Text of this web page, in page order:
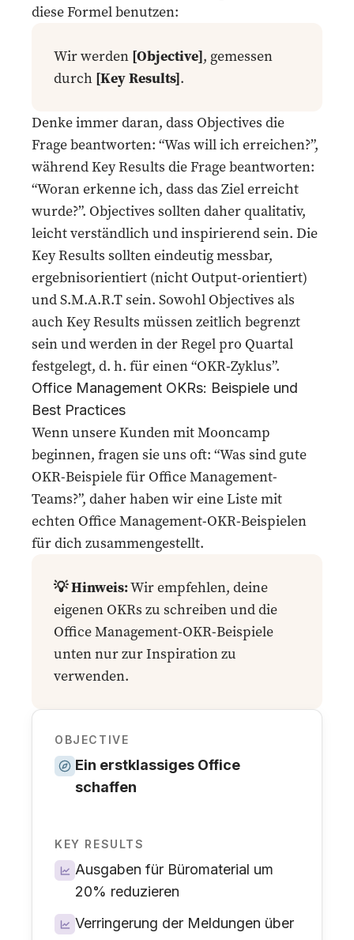
diese Formel benutzen:
Wir werden [Objective], gemessen
durch [Key Results].
Denke immer daran, dass Objectives die
Frage beantworten: “Was will ich erreichen?”,
während Key Results die Frage beantworten:
“Woran erkenne ich, dass das Ziel erreicht
wurde?”. Objectives sollten daher qualitativ,
leicht verständlich und inspirierend sein. Die
Key Results sollten eindeutig messbar,
ergebnisorientiert (nicht Output-orientiert)
undS.M.A.R.Tsein. Sowohl Objectives als
auch Key Results müssen zeitlich begrenzt
sein und werden in der Regel pro Quartal
festgelegt, d. h. für einen “OKR-Zyklus”.
Office Management OKRs: Beispiele und
Best Practices
Wenn unsereKundenmit Mooncamp
beginnen, fragen sie uns oft: “Was sind gute
OKR-Beispiele für Office Management-
Teams?”, daher haben wir eine Liste mit
echten Office Management-OKR-Beispielen
für dich zusammengestellt.
💡 Hinweis:Wir empfehlen, deine
eigenen OKRs zu schreiben und die
Office Management-OKR-Beispiele
unten nur zur Inspiration zu
verwenden.
OBJECTIVE
Ein erstklassiges Office
schaffen
KEY RESULTS
Ausgaben für Büromaterial um
20% reduzieren
Verringerung der Meldungen über